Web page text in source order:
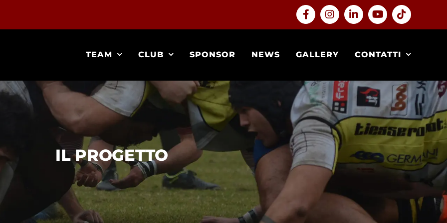
FacebookInstagramLinkedInYouTubeTiktok
TEAM CLUB SPONSOR NEWS GALLERY CONTATTI
IL PROGETTO